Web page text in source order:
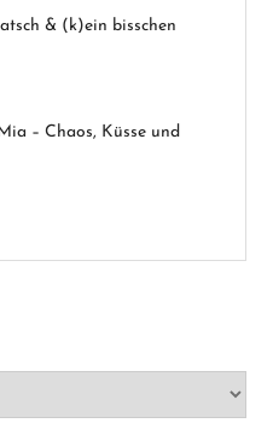
& (k)ein bisschen
– Chaos, Küsse und